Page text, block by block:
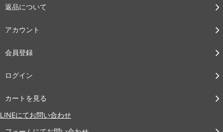
返品について
アカウント
会員登録
ログイン
カートを見る
LINEにてお問い合わせ